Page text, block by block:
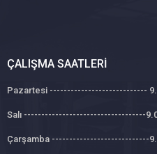
ÇALIŞMA SAATLERI
Pazartesi ----------------------------
Salı -----------------------------------
Çarşamba ----------------------------